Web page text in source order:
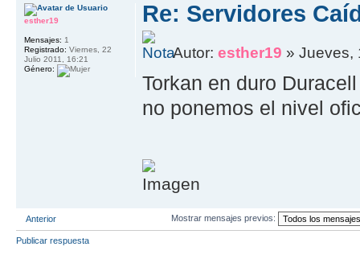
Re: Servidores
Autor:esther19 » Jueves,
Torkan en duro
no ponemos el nivel
esther19
Mensajes: 1
Registrado: Viernes, 22
Julio 2011, 16:21
Género:
Anterior Mostrar mensajes previos:
Publicar respuesta